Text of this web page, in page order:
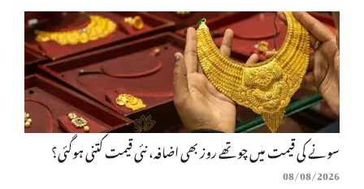
سونے کی قیمت میں چوتھے روز بھی اضافہ، نئی قیمت کتنی ہوگئی؟
08/08/2026